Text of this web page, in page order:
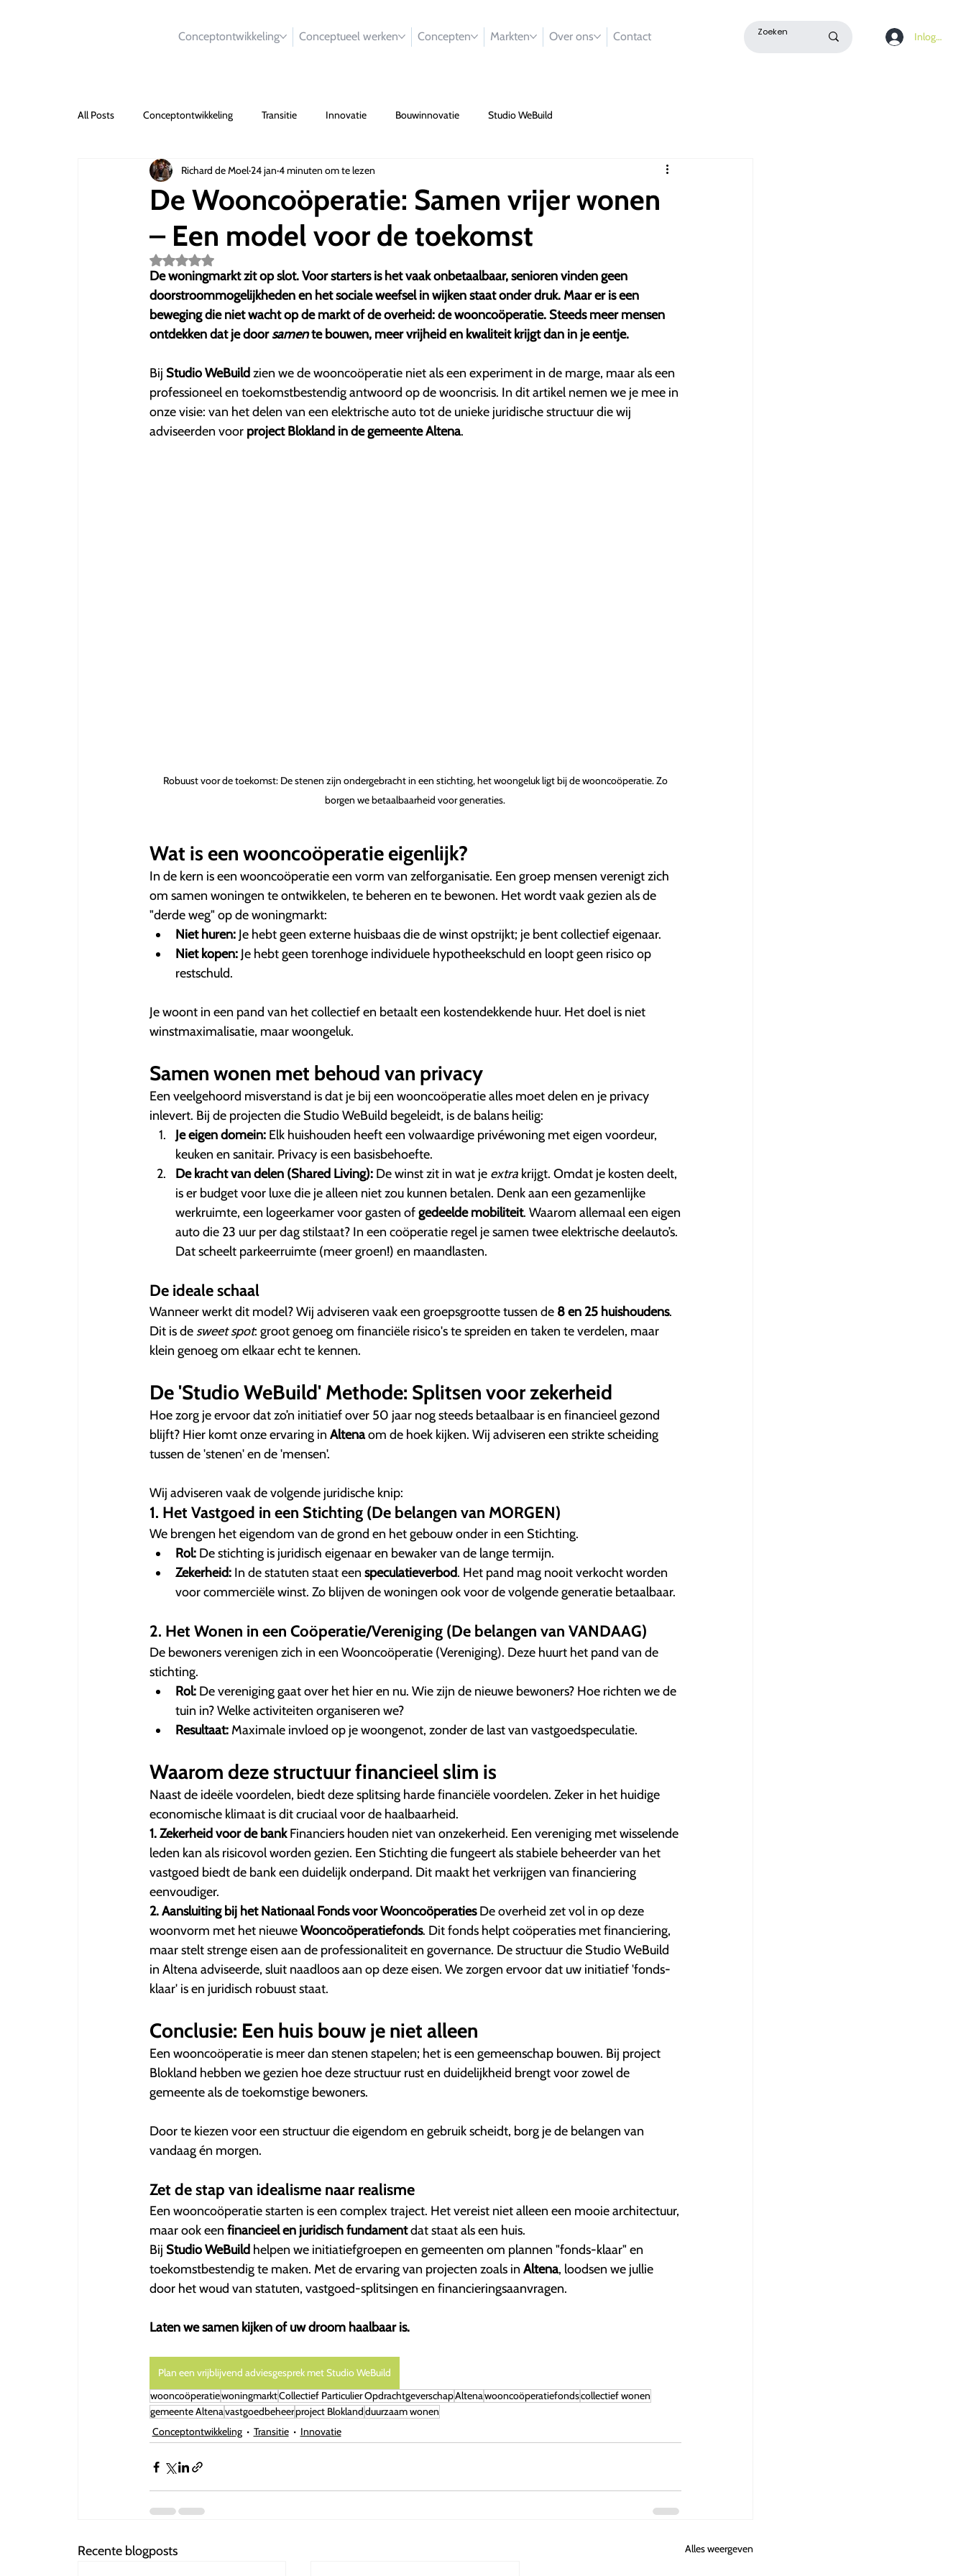
Conceptontwikkeling Conceptueel werken Concepten Markten Over ons Contact Inloggen
All Posts Conceptontwikkeling Transitie Innovatie Bouwinnovatie Studio WeBuild
De Wooncoöperatie: Samen vrijer wonen
– Een model voor de toekomst
Richard de Moel24 jan4 minuten om te lezen
Beoordeeld
met
NaN
uit
5
sterren.
De woningmarkt zit op slot. Voor starters is het vaak onbetaalbaar, senioren vinden geen
doorstroommogelijkheden en het sociale weefsel in wijken staat onder druk. Maar er is een
beweging die niet wacht op de markt of de overheid: de wooncoöperatie. Steeds meer mensen
ontdekken dat je doorsamente bouwen, meer vrijheid en kwaliteit krijgt dan in je eentje.
Bij Studio WeBuild zien we de wooncoöperatie niet als een experiment in de marge, maar als een
professioneel en toekomstbestendig antwoord op de wooncrisis. In dit artikel nemen we je mee in
onze visie: van het delen van een elektrische auto tot de unieke juridische structuur die wij
adviseerden voor project Blokland in de gemeente Altena.
Robuust voor de toekomst: De stenen zijn ondergebracht in een stichting, het woongeluk ligt bij de wooncoöperatie. Zo
borgen we betaalbaarheid voor generaties.
Wat is een wooncoöperatie eigenlijk?
In de kern is een wooncoöperatie een vorm van zelforganisatie. Een groep mensen verenigt zich
om samen woningen te ontwikkelen, te beheren en te bewonen. Het wordt vaak gezien als de
"derde weg" op de woningmarkt:
Niet huren:Je hebt geen externe huisbaas die de winst opstrijkt; je bent collectief eigenaar.
Niet kopen:Je hebt geen torenhoge individuele hypotheekschuld en loopt geen risico op
restschuld.
Je woont in een pand van het collectief en betaalt een kostendekkende huur. Het doel is niet
winstmaximalisatie, maar woongeluk.
Samen wonen met behoud van privacy
Een veelgehoord misverstand is dat je bij een wooncoöperatie alles moet delen en je privacy
inlevert. Bij de projecten die Studio WeBuild begeleidt, is de balans heilig:
Je eigen domein:Elk huishouden heeft een volwaardige privéwoning met eigen voordeur,
keuken en sanitair. Privacy is een basisbehoefte.
De kracht van delen (Shared Living):De winst zit in wat je extrakrijgt. Omdat je kosten deelt,
is er budget voor luxe die je alleen niet zou kunnen betalen. Denk aan een gezamenlijke
werkruimte, een logeerkamer voor gasten ofgedeelde mobiliteit. Waarom allemaal een eigen
auto die 23 uur per dag stilstaat? In een coöperatie regel je samen twee elektrische deelauto’s.
Dat scheelt parkeerruimte (meer groen!) en maandlasten.
De ideale schaal
Wanneer werkt dit model? Wij adviseren vaak een groepsgrootte tussen de 8 en 25 huishoudens.
Dit is desweet spot: groot genoeg om financiële risico's te spreiden en taken te verdelen, maar
klein genoeg om elkaar echt te kennen.
De 'Studio WeBuild' Methode: Splitsen voor zekerheid
Hoe zorg je ervoor dat zo’n initiatief over 50 jaar nog steeds betaalbaar is en financieel gezond
blijft? Hier komt onze ervaring in Altenaom de hoek kijken. Wij adviseren een strikte scheiding
tussen de 'stenen' en de 'mensen'.
Wij adviseren vaak de volgende juridische knip:
1. Het Vastgoed in een Stichting (De belangen van MORGEN)
We brengen het eigendom van de grond en het gebouw onder in een Stichting.
Rol:De stichting is juridisch eigenaar en bewaker van de lange termijn.
Zekerheid:In de statuten staat een speculatieverbod. Het pand mag nooit verkocht worden
voor commerciële winst. Zo blijven de woningen ook voor de volgende generatie betaalbaar.
2. Het Wonen in een Coöperatie/Vereniging (De belangen van VANDAAG)
De bewoners verenigen zich in een Wooncoöperatie (Vereniging). Deze huurt het pand van de
stichting.
Rol:De vereniging gaat over het hier en nu. Wie zijn de nieuwe bewoners? Hoe richten we de
tuin in? Welke activiteiten organiseren we?
Resultaat:Maximale invloed op je woongenot, zonder de last van vastgoedspeculatie.
Waarom deze structuur financieel slim is
Naast de ideële voordelen, biedt deze splitsing harde financiële voordelen. Zeker in het huidige
economische klimaat is dit cruciaal voor de haalbaarheid.
1. Zekerheid voor de bankFinanciers houden niet van onzekerheid. Een vereniging met wisselende
leden kan als risicovol worden gezien. Een Stichting die fungeert als stabiele beheerder van het
vastgoed biedt de bank een duidelijk onderpand. Dit maakt het verkrijgen van financiering
eenvoudiger.
2. Aansluiting bij het Nationaal Fonds voor WooncoöperatiesDe overheid zet vol in op deze
woonvorm met het nieuweWooncoöperatiefonds. Dit fonds helpt coöperaties met financiering,
maar stelt strenge eisen aan de professionaliteit en governance. De structuur die Studio WeBuild
in Altena adviseerde, sluit naadloos aan op deze eisen. We zorgen ervoor dat uw initiatief 'fonds-
klaar' is en juridisch robuust staat.
Conclusie: Een huis bouw je niet alleen
Een wooncoöperatie is meer dan stenen stapelen; het is een gemeenschap bouwen. Bij project
Blokland hebben we gezien hoe deze structuur rust en duidelijkheid brengt voor zowel de
gemeente als de toekomstige bewoners.
Door te kiezen voor een structuur die eigendom en gebruik scheidt, borg je de belangen van
vandaag én morgen.
Zet de stap van idealisme naar realisme
Een wooncoöperatie starten is een complex traject. Het vereist niet alleen een mooie architectuur,
maar ook een financieel en juridisch fundamentdat staat als een huis.
Bij Studio WeBuild helpen we initiatiefgroepen en gemeenten om plannen "fonds-klaar" en
toekomstbestendig te maken. Met de ervaring van projecten zoals in Altena, loodsen we jullie
door het woud van statuten, vastgoed-splitsingen en financieringsaanvragen.
Laten we samen kijken of uw droom haalbaar is.
Plan een vrijblijvend adviesgesprek met Studio WeBuild
wooncoöperatiewoningmarktCollectief Particulier OpdrachtgeverschapAltenawooncoöperatiefondscollectief wonen
gemeente Altenavastgoedbeheerproject Bloklandduurzaam wonen
Conceptontwikkeling
Transitie Innovatie
Recente blogposts Alles weergeven